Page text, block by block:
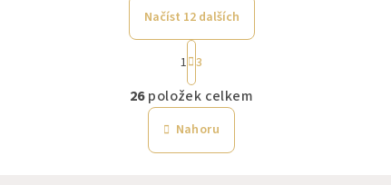
O
v
l
á
Načíst 12 dalších
S
t
r
á
n
k
1 3
26položek celkem
Nahoru